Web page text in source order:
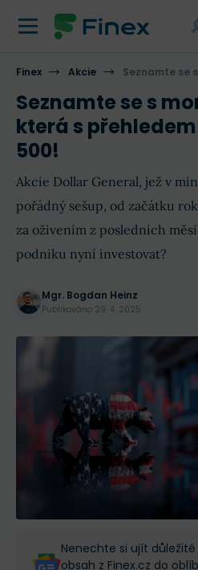
Finex Akcie Seznamte se s
Seznamte se s
která s
500!
Akcie Dollar General, jež v
pořádný sešup, od začátku
za oživením z posledních
podniku nyní investovat?
Mgr. Bogdan Heinz
Publikováno 29. 4. 2025
Nenechte si ujít důležité
obsah z Finex.cz do